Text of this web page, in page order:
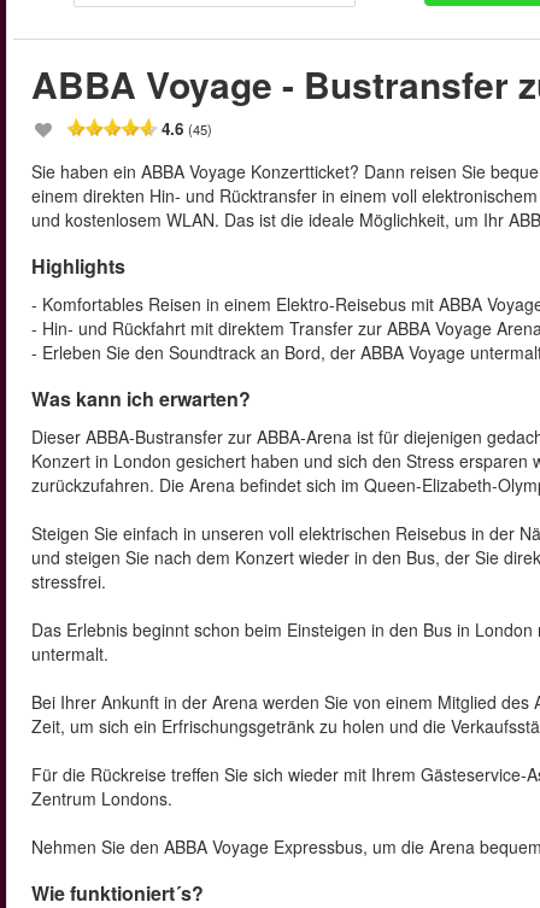
ABBA Voyage - Bustransfer
4.6 (45)
Sie haben ein ABBA Voyage Konzertticket? Dann reisen Sie
einem direkten Hin- und Rücktransfer in einem voll
und kostenlosem WLAN. Das ist die ideale Möglichkeit, um Ihr
Highlights
- Komfortables Reisen in einem Elektro-Reisebus mit ABBA
- Hin- und Rückfahrt mit direktem Transfer zur ABBA Voyage
- Erleben Sie den Soundtrack an Bord, der ABBA Voyage
Was kann ich erwarten?
Dieser ABBA-Bustransfer zur ABBA-Arena ist für diejenigen
Konzert in London gesichert haben und sich den Stress
zurückzufahren. Die Arena befindet sich im Queen-Elizabeth-
Steigen Sie einfach in unseren voll elektrischen Reisebus in der
und steigen Sie nach dem Konzert wieder in den Bus, der Sie
stressfrei.
Das Erlebnis beginnt schon beim Einsteigen in den Bus in
untermalt.
Bei Ihrer Ankunft in der Arena werden Sie von einem Mitglied
Zeit, um sich ein Erfrischungsgetränk zu holen und die
Für die Rückreise treffen Sie sich wieder mit Ihrem
Zentrum Londons.
Nehmen Sie den ABBA Voyage Expressbus, um die Arena
Wie funktioniert´s?